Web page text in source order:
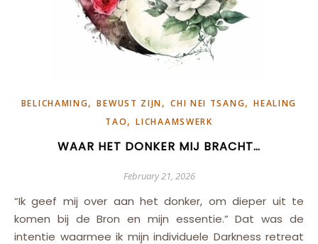
BELICHAMING,BEWUST ZIJN,CHI NEI TSANG,HEALING
TAO,LICHAAMSWERK
WAAR HET DONKER MIJ BRACHT…
February 21, 2026
“Ik geef mij over aan het donker, om dieper uit te
komen bij de Bron en mijn essentie.” Dat was de
intentie waarmee ik mijn individuele Darkness retreat